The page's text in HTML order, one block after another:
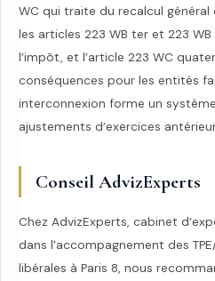
WC qui traite du recalcul
les articles 223 WB ter et 223
l’impôt, et l’article 223 WC
conséquences pour les entités
interconnexion forme un
ajustements d’exercices
Conseil AdvizExperts
Chez AdvizExperts, cabinet
dans l’accompagnement des
libérales à Paris 8, nous